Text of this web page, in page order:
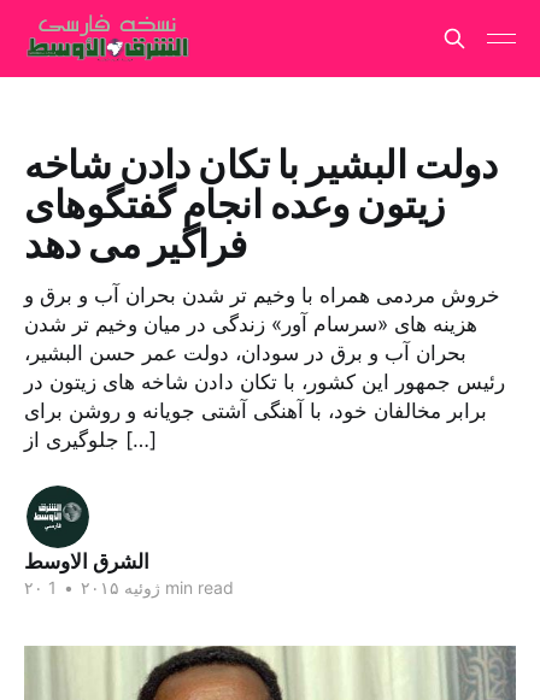
دولت البشیر با تکان دادن شاخه
زیتون وعده انجام گفتگوهای
فراگیر می دهد
خروش مردمی همراه با وخیم تر شدن بحران آب و برق و
هزینه های «سرسام آور» زندگی در میان وخیم تر شدن
بحران آب و برق در سودان، دولت عمر حسن البشیر،
رئیس جمهور این کشور، با تکان دادن شاخه های زیتون در
برابر مخالفان خود، با آهنگی آشتی جویانه و روشن برای
جلوگیری از […]
الشرق الاوسط
۲۰ ژوئیه ۲۰۱۵ • 1 min read